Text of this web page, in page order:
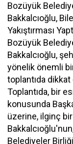
Bozüyük
Bakkalcıoğlu,
Yakıştırması
Bozüyük
Bakkalcıoğlu,
yönelik önemli
toplantıda
Toplantıda, bir
konusunda
üzerine, ilginç
Belediyeler